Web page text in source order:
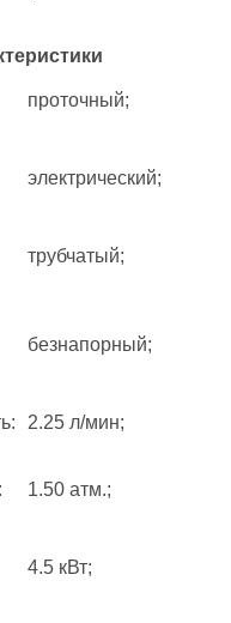
проточный;
электрический;
трубчатый;
безнапорный;
: 2.25 л/мин;
1.50 атм.;
4.5 кВт;